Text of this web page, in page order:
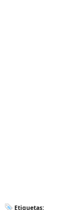
Etiquetas: